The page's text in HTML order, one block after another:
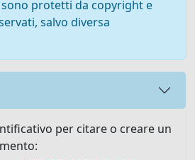
protetti da copyright e
salvo diversa
per citare o creare un